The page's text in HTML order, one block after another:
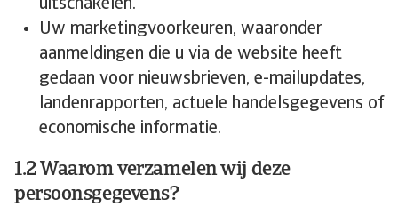
uitschakelen.
Uw marketingvoorkeuren, waaronder
aanmeldingen die u via de website heeft
gedaan voor nieuwsbrieven, e-mailupdates,
landenrapporten, actuele handelsgegevens of
economische informatie.
1.2 Waarom verzamelen wij deze
persoonsgegevens?